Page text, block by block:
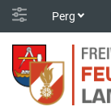
Perg